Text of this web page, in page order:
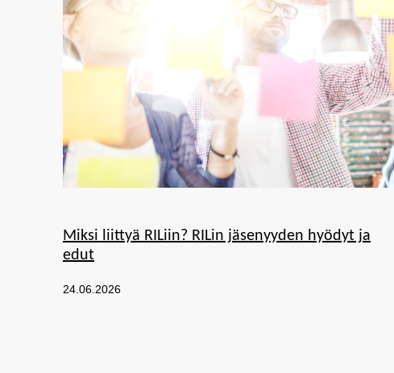
Miksi liittyä RILiin? RILin jäsenyyden hyödyt ja
edut
Julkaistu:
24.06.2026